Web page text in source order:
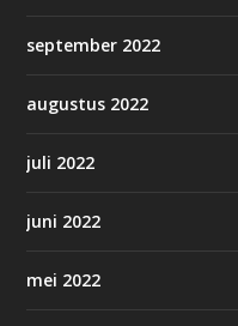
september 2022
augustus 2022
juli 2022
juni 2022
mei 2022